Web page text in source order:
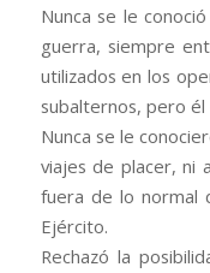
Nunca se le
guerra, siempre
utilizados en los
subalternos, pero
Nunca se le
viajes de placer, ni
fuera de lo normal
Ejército.
Rechazó la